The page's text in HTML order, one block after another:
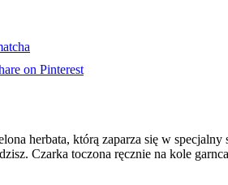
on Pinterest
herbata, którą zaparza się w
Czarka toczona ręcznie na kole